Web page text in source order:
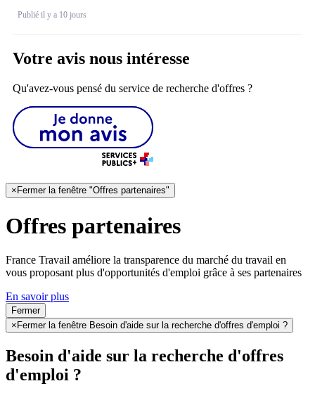
Publié il y a 10 jours
Votre avis nous intéresse
Qu'avez-vous pensé du service de recherche d'offres ?
× Fermer la fenêtre "Offres partenaires"
Offres partenaires
France Travail améliore la transparence du marché du travail en
vous proposant plus d'opportunités d'emploi grâce à ses partenaires
En savoir plus
Fermer
× Fermer la fenêtre Besoin d'aide sur la recherche d'offres d'emploi ?
Besoin d'aide sur la recherche d'offres
d'emploi ?